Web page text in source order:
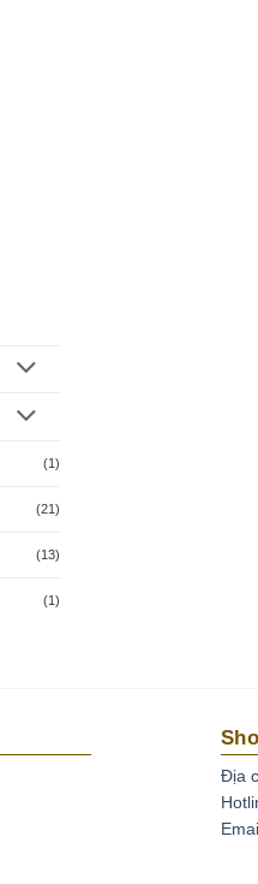
(1)
(21)
(13)
(1)
Địa